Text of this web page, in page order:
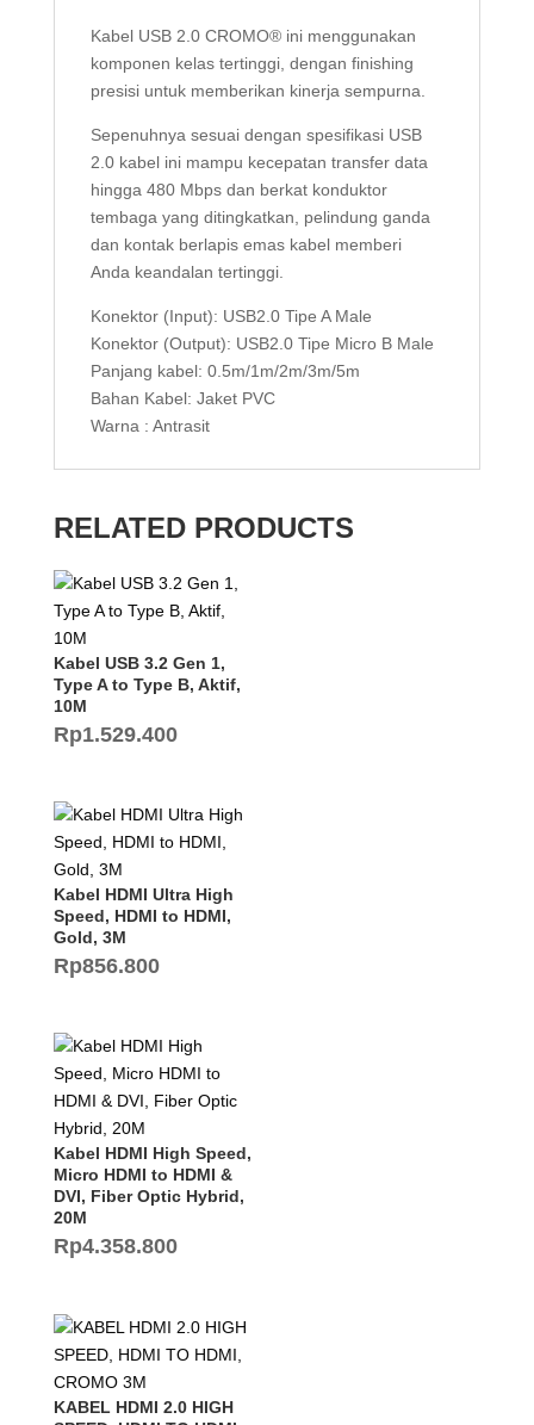
Kabel USB 2.0 CROMO® ini menggunakan
komponen kelas tertinggi, dengan finishing
presisi untuk memberikan kinerja sempurna.
Sepenuhnya sesuai dengan spesifikasi USB
2.0 kabel ini mampu kecepatan transfer data
hingga 480 Mbps dan berkat konduktor
tembaga yang ditingkatkan, pelindung ganda
dan kontak berlapis emas kabel memberi
Anda keandalan tertinggi.
Konektor (Input): USB2.0 Tipe A Male
Konektor (Output): USB2.0 Tipe Micro B Male
Panjang kabel: 0.5m/1m/2m/3m/5m
Bahan Kabel: Jaket PVC
Warna : Antrasit
RELATED PRODUCTS
Kabel USB 3.2 Gen 1,
Type A to Type B, Aktif,
10M
Rp1.529.400
Kabel HDMI Ultra High
Speed, HDMI to HDMI,
Gold, 3M
Rp856.800
Kabel HDMI High Speed,
Micro HDMI to HDMI &
DVI, Fiber Optic Hybrid,
20M
Rp4.358.800
KABEL HDMI 2.0 HIGH